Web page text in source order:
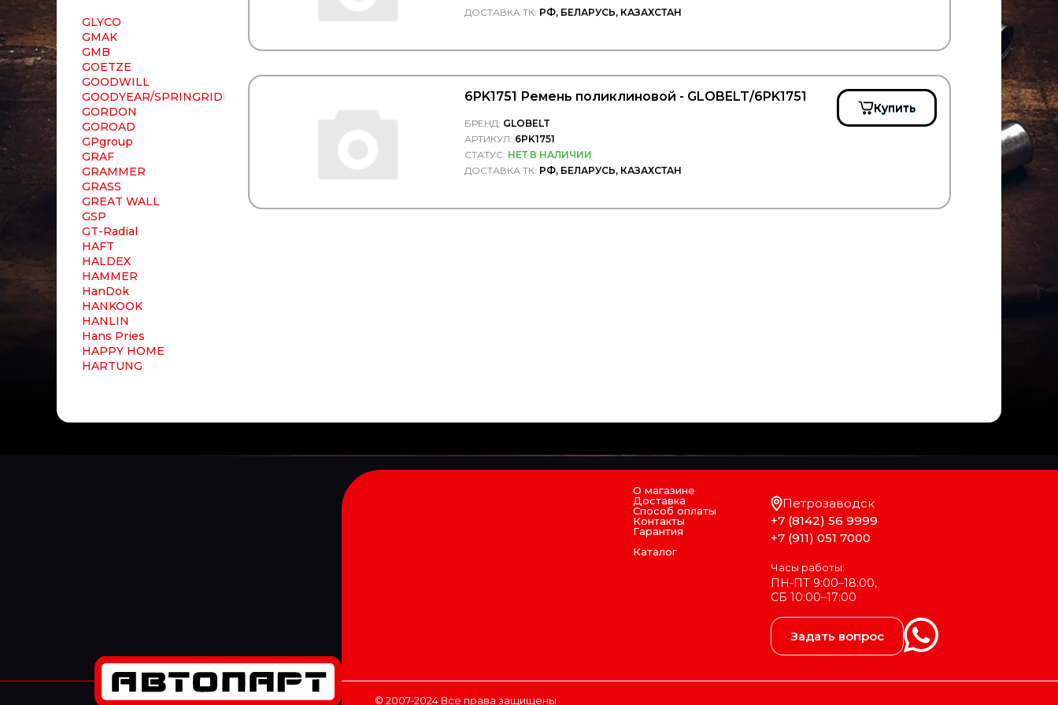
GLYCO
GMAK
GMB
GOETZE
GOODWILL
GOODYEAR/SPRINGRIDE
GORDON
GOROAD
GPgroup
GRAF
GRAMMER
GRASS
GREAT WALL
GSP
GT-Radial
HAFT
HALDEX
HAMMER
HanDok
HANKOOK
HANLIN
Hans Pries
HAPPY HOME
HARTUNG
HD Parts
HONDA
HORN
HORPOL
ДОСТАВКА ТК: РФ, БЕЛАРУСЬ, КАЗАХСТАН
6PK1751 Ремень поликлиновой - GLOBELT/6PK1751
БРЕНД: GLOBELT
АРТИКУЛ: 6PK1751
СТАТУС: НЕТ В НАЛИЧИИ
ДОСТАВКА ТК: РФ, БЕЛАРУСЬ, КАЗАХСТАН
Купить
О магазине
Доставка
Способ оплаты
Контакты
Гарантия
Каталог
Петрозаводск
+7 (8142) 56 9999
+7 (911) 051 7000
Часы работы:
ПН-ПТ 9:00–18:00,
СБ 10:00–17:00
Задать вопрос
© 2007-2024 Все права защищены